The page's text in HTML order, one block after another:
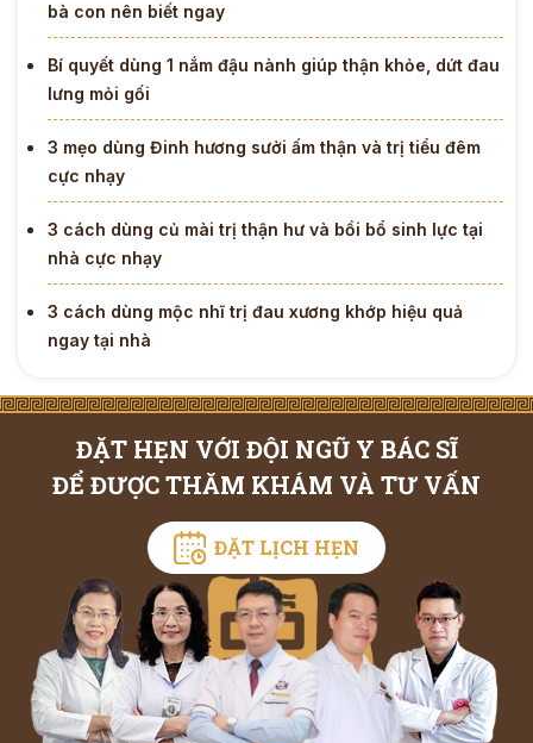
bà con nên biết ngay
Bí quyết dùng 1 nắm đậu nành giúp thận khỏe, dứt đau
lưng mỏi gối
3 mẹo dùng Đinh hương sưởi ấm thận và trị tiểu đêm
cực nhạy
3 cách dùng củ mài trị thận hư và bồi bổ sinh lực tại
nhà cực nhạy
3 cách dùng mộc nhĩ trị đau xương khớp hiệu quả
ngay tại nhà
ĐẶT HẸN VỚI ĐỘI NGŨ Y BÁC SĨ
ĐỂ ĐƯỢC THĂM KHÁM VÀ TƯ VẤN
ĐẶT LỊCH HẸN